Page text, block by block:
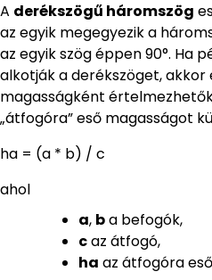
A derékszögű háromszög
az egyik megegyezik a
az egyik szög éppen 90°. Ha
alkotják a derékszöget, akkor
magasságként
„átfogóra” eső magasságot
ha = (a * b) / c
ahol
a, ba befogók,
caz átfogó,
ha az átfogóra